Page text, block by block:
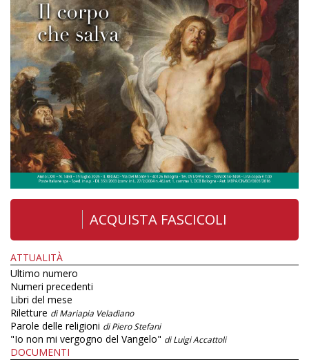
ACQUISTA FASCICOLI
ATTUALITÀ
Ultimo numero
Numeri precedenti
Libri del mese
Riletture di Mariapia Veladiano
Parole delle religioni di Piero Stefani
"Io non mi vergogno del Vangelo" di Luigi Accattoli
DOCUMENTI